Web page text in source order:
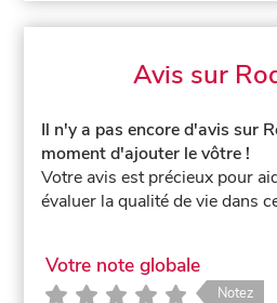
Avis sur
Il n'y a pas encore d'avis sur
moment d'ajouter le vôtre !
Votre avis est précieux pour
évaluer la qualité de vie dans
Votre note globale
Notez